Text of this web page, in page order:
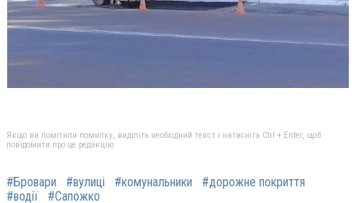
Якщо ви помітили помилку, виділіть необхідний текст і натисніть Ctrl + Enter, щоб
повідомити про це редакцію
#Бровари #вулиці #комунальники
#дорожне покриття
#водії
#Сапожко